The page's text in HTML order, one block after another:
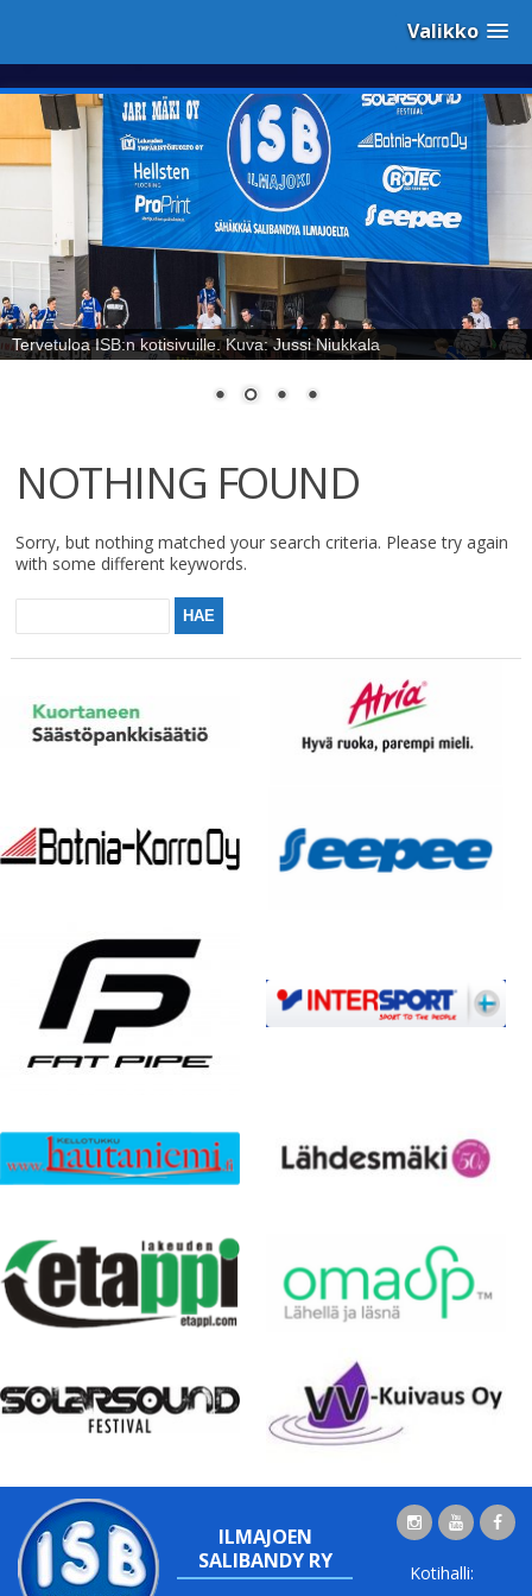
Valikko
Sähäkkää salibandya Ilmajoelta! Kuva: Jussi Niukkala
NOTHING FOUND
Sorry, but nothing matched your search criteria. Please try again
with some different keywords.
ILMAJOEN
SALIBANDY RY
Kotihalli: